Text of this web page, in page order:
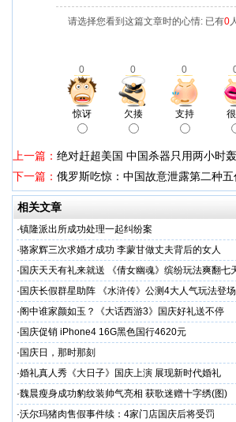
请选择您看到这篇文章时的心情: 已有0
0 0 0
惊讶 欠揍 支持
上一篇： 绝对赶超美国 中国杀器只用两小时
下一篇： 俄罗斯吃惊：中国故意泄露第二种
相关文章
·镇隆派出所成功处理一起纠纷案
·骆家辉三次求婚才成功 李蒙甘做丈夫背后的女人
· 国庆天天有礼来就送 《倩女幽魂》缤纷玩法爽翻七
· 国庆长假群星助阵 《水浒传》公测4大人气玩法登场
·阁中谁家颜如玉？《大话西游3》国庆好礼送不停
· 国庆促销 iPhone4 16G黑色国行4620元
· 国庆日，那时那刻
·婚礼真人秀《大日子》国庆上演 展现新时代婚礼
·魏晨瘦身成功豹纹装帅气亮相 获歌迷赠十字绣(图)
·沃尔玛猪肉售假事件续：4家门店国庆后将受罚